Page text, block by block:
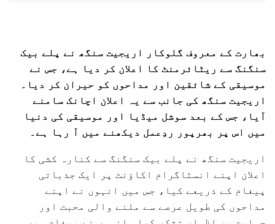
بھارت کے معروف گلوکار اریجیت سنگھ نے پلے بیک
سنگنگ سے ریٹائرمنٹ کا اعلان کر دیا ہے، جس نے
موسیقی کے شائقین اور مداحوں کو حیران کر دیا۔
اریجیت سنگھ کی جانب سے یہ اعلان اچانک سامنے
آیا، جس کے بعد سوشل میڈیا اور موسیقی کی دنیا
میں اس پر بھرپور ردِعمل دیکھنے میں آ رہا ہے۔
اریجیت سنگھ نے پلے بیک سنگنگ سے کنارہ کشی کا
اعلان اپنے انسٹاگرام اکاؤنٹ پر ایک جذباتی
پیغام کے ذریعے کیا، جس میں انہوں نے اپنے
مداحوں کی طویل عرصے سے ملنے والی محبت اور